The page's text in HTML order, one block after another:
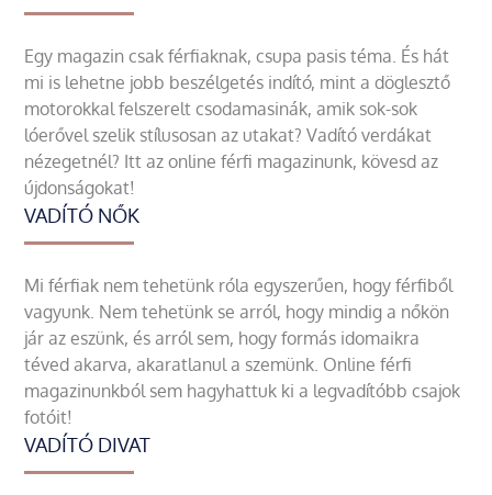
Egy magazin csak férfiaknak, csupa pasis téma. És hát
mi is lehetne jobb beszélgetés indító, mint a döglesztő
motorokkal felszerelt csodamasinák, amik sok-sok
lóerővel szelik stílusosan az utakat? Vadító verdákat
nézegetnél? Itt az online férfi magazinunk, kövesd az
újdonságokat!
VADÍTÓ NŐK
Mi férfiak nem tehetünk róla egyszerűen, hogy férfiből
vagyunk. Nem tehetünk se arról, hogy mindig a nőkön
jár az eszünk, és arról sem, hogy formás idomaikra
téved akarva, akaratlanul a szemünk. Online férfi
magazinunkból sem hagyhattuk ki a legvadítóbb csajok
fotóit!
VADÍTÓ DIVAT